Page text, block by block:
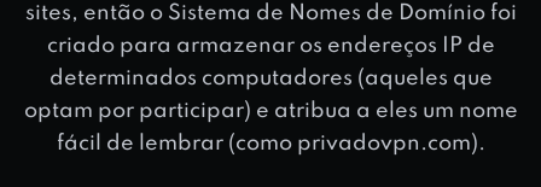
sites, então o Sistema de Nomes de Domínio foi
criado para armazenar os endereços IP de
determinados computadores (aqueles que
optam por participar) e atribua a eles um nome
fácil de lembrar (como privadovpn.com).